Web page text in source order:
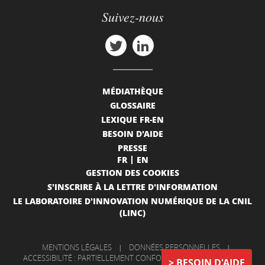
Suivez-nous
MÉDIATHÈQUE
GLOSSAIRE
LEXIQUE FR-EN
BESOIN D'AIDE
PRESSE
FR
EN
GESTION DES COOKIES
S'INSCRIRE À LA LETTRE D'INFORMATION
LE LABORATOIRE D'INNOVATION NUMÉRIQUE DE LA CNIL
(LINC)
MENTIONS LÉGALES | DONNÉES PERSONNELLES |
ACCESSIBILITÉ : PARTIELLEMENT CONFORME
|
INFORMATIONS